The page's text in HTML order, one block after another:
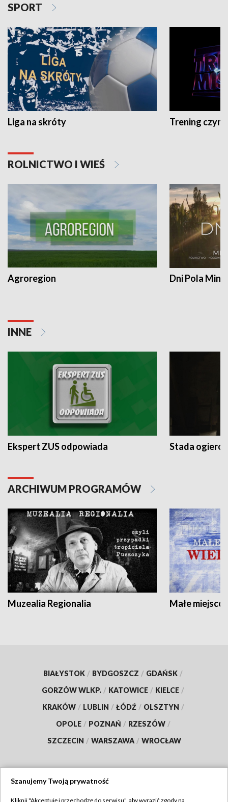
SPORT
Liga na skróty Trening czyni
ROLNICTWO I WIEŚ
Agroregion Dni Pola
INNE
Ekspert ZUS odpowiada Stada
ARCHIWUM PROGRAMÓW
Muzealia Regionalia Małe
BIAŁYSTOK / BYDGOSZCZ / GDAŃSK /
GORZÓW WLKP. / KATOWICE / KIELCE /
KRAKÓW / LUBLIN / ŁÓDŹ / OLSZTYN /
OPOLE / POZNAŃ / RZESZÓW /
SZCZECIN / WARSZAWA / WROCŁAW
Szanujemy Twoją prywatność
Kliknij "Akceptuję i przechodzę do serwisu", aby wyrazić zgody na